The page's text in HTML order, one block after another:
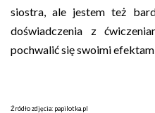
siostra, ale jestem też
doświadczenia z
pochwalić się swoimi
Źródło zdjęcia: papilotka.pl